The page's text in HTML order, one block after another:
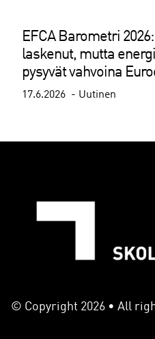
EFCA Barometri
laskenut, mutta
pysyvät vahvoina
17.6.2026 Uutinen
© Copyright 2026 • All